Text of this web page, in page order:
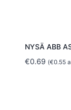
NYSÄ ABB
€0.69 (€0.55